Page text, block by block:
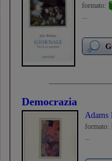
formato:
...
Democrazia
Adams
formato:
...